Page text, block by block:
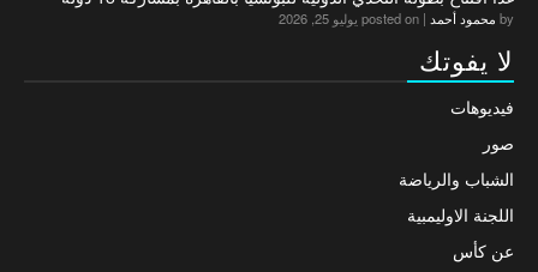
by محمود أحمد | posted on يوليو 25, 2026
لا يفوتك
فيديوهات
صور
الشباب والرياضة
اللجنة الاوليمبية
عن كأس